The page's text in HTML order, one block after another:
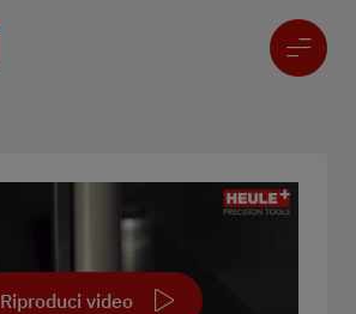
Riproduci video